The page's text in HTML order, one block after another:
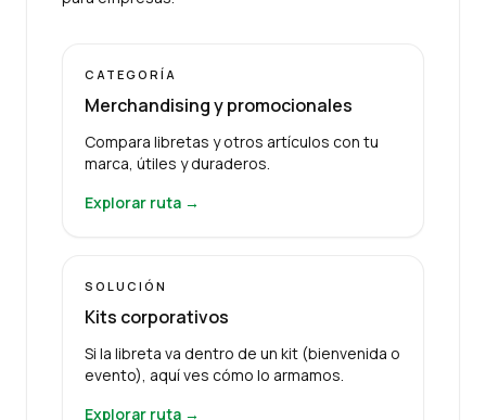
CATEGORÍA
Merchandising y promocionales
Compara libretas y otros artículos con tu
marca, útiles y duraderos.
Explorar ruta →
SOLUCIÓN
Kits corporativos
Si la libreta va dentro de un kit (bienvenida o
evento), aquí ves cómo lo armamos.
Explorar ruta →